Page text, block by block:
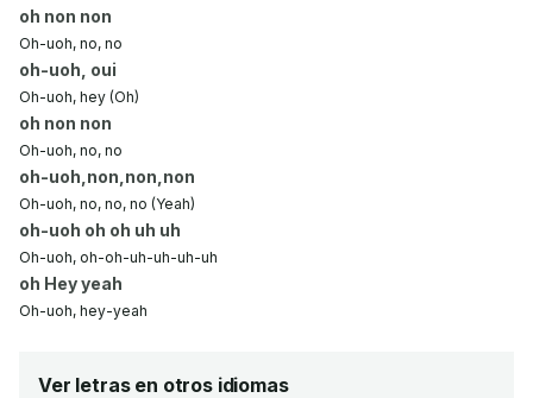
oh non non
Oh-uoh, no, no
oh-uoh, oui
Oh-uoh, hey (Oh)
oh non non
Oh-uoh, no, no
oh-uoh,non,non,non
Oh-uoh, no, no, no (Yeah)
oh-uoh oh oh uh uh
Oh-uoh, oh-oh-uh-uh-uh-uh
oh Hey yeah
Oh-uoh, hey-yeah
Ver letras en otros idiomas